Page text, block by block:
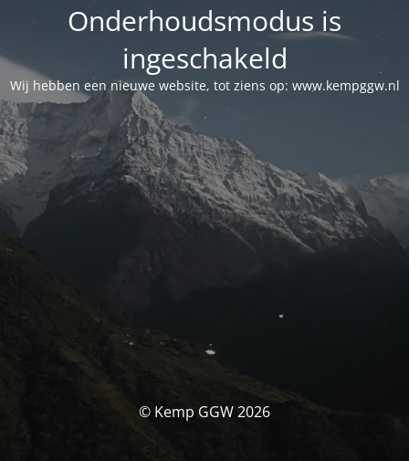
Onderhoudsmodus is
ingeschakeld
Wij hebben een nieuwe website, tot ziens op: www.kempggw.nl
© Kemp GGW 2026